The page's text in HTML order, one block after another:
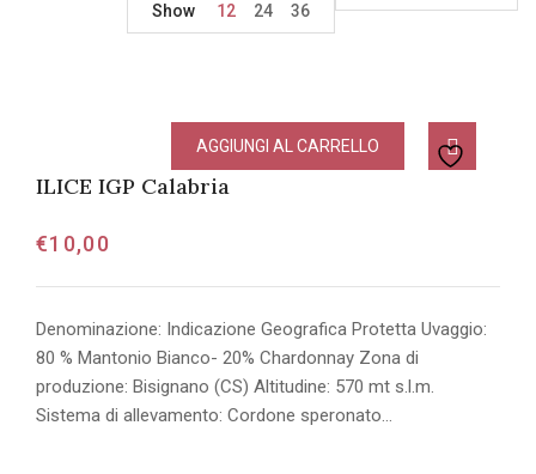
Show
12 24 36
ILICE IGP Calabria
€10,00
AGGIUNGI AL CARRELLO
Denominazione: Indicazione Geografica Protetta Uvaggio:
80 % Mantonio Bianco- 20% Chardonnay Zona di
produzione: Bisignano (CS) Altitudine: 570 mt s.l.m.
Sistema di allevamento: Cordone speronato…